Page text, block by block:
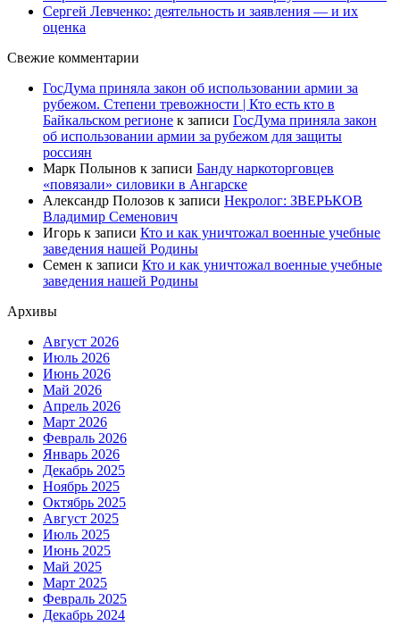
Сергей Левченко: деятельность и заявления — и их
оценка
Свежие комментарии
ГосДума приняла закон об использовании армии за
рубежом. Степени тревожности | Кто есть кто в
Байкальском регионе к записи ГосДума приняла закон
об использовании армии за рубежом для защиты
россиян
Марк Полынов к записи Банду наркоторговцев
«повязали» силовики в Ангарске
Александр Полозов к записи Некролог: ЗВЕРЬКОВ
Владимир Семенович
Игорь к записи Кто и как уничтожал военные учебные
заведения нашей Родины
Семен к записи Кто и как уничтожал военные учебные
заведения нашей Родины
Архивы
Август 2026
Июль 2026
Июнь 2026
Май 2026
Апрель 2026
Март 2026
Февраль 2026
Январь 2026
Декабрь 2025
Ноябрь 2025
Октябрь 2025
Август 2025
Июль 2025
Июнь 2025
Май 2025
Март 2025
Февраль 2025
Декабрь 2024